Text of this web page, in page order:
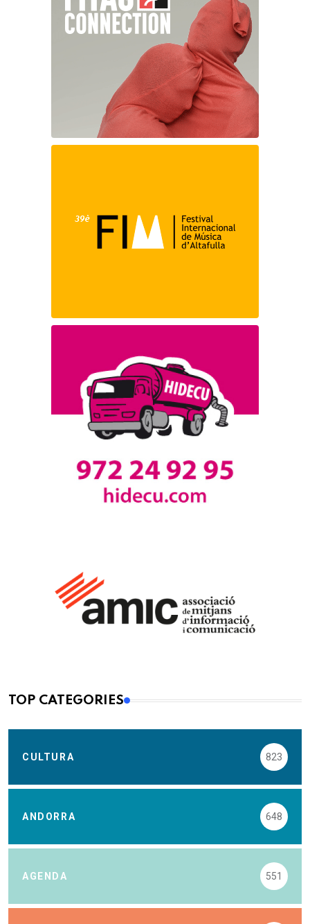
TOP CATEGORIES
CULTURA 823
ANDORRA 648
AGENDA 551